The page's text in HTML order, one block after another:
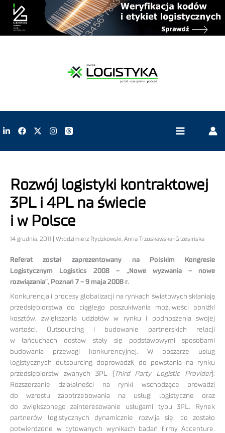
Rozwój logistyki kontraktowej
3PL i 4PL na świecie
i w Polsce
14 grudnia, 2011 | Włodzimierz Rydzkowski, Anna Trzuskawska-Grzesińska
Referat został zaprezentowany na Polskim Kongresie
Logistycznym Logistics 2008 – „Nowe wyzwania – nowe
rozwiązania”, Poznań 7 – 9 maja 2008 r.
Konkurencja i procesy globalizacji na rynkach światowych skłaniają
przedsiębiorstwa do ciągłego poszukiwania możliwości obniżki
kosztów, zwiększania udziałów w rynku i podnoszenia swojej
wartości. Outsourcing i budowanie partnerskich relacji
w łańcuchach dostaw stały się podstawowymi sposobami
budowania przewagi konkurencyjnej. W obszarze usług
logistycznych outsourcing doprowadził do powstania na rynku
przedsiębiorstw zwanych 3PL (
Third Party Logistic Provider).
Rozszerzanie działalności na rynki wschodzące prowadzi
do wzrostu zapotrzebowania na usługi logistyczne oraz
do zwiększonego zainteresowanie usługami typu 3PL. Rynek
partnerów logistycznych dynamicznie rozwija się, co zostało
potwierdzone w cytowanych wynikach badań firmy Accenture.